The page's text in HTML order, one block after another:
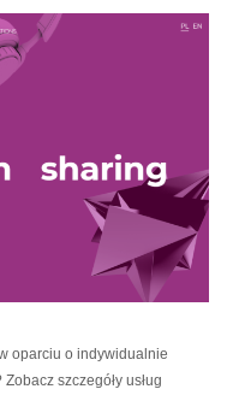
oparciu o indywidualnie
szczegóły usług